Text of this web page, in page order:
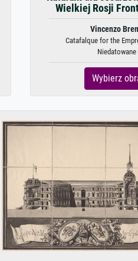
Wielkiej Rosji
Vincenzo
Catafalque for the
Niedatowane
Wybierz